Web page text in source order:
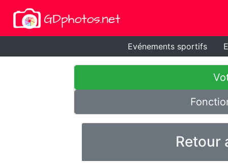
Evénements sportifs
Retour